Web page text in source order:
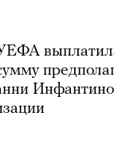
Инфантино